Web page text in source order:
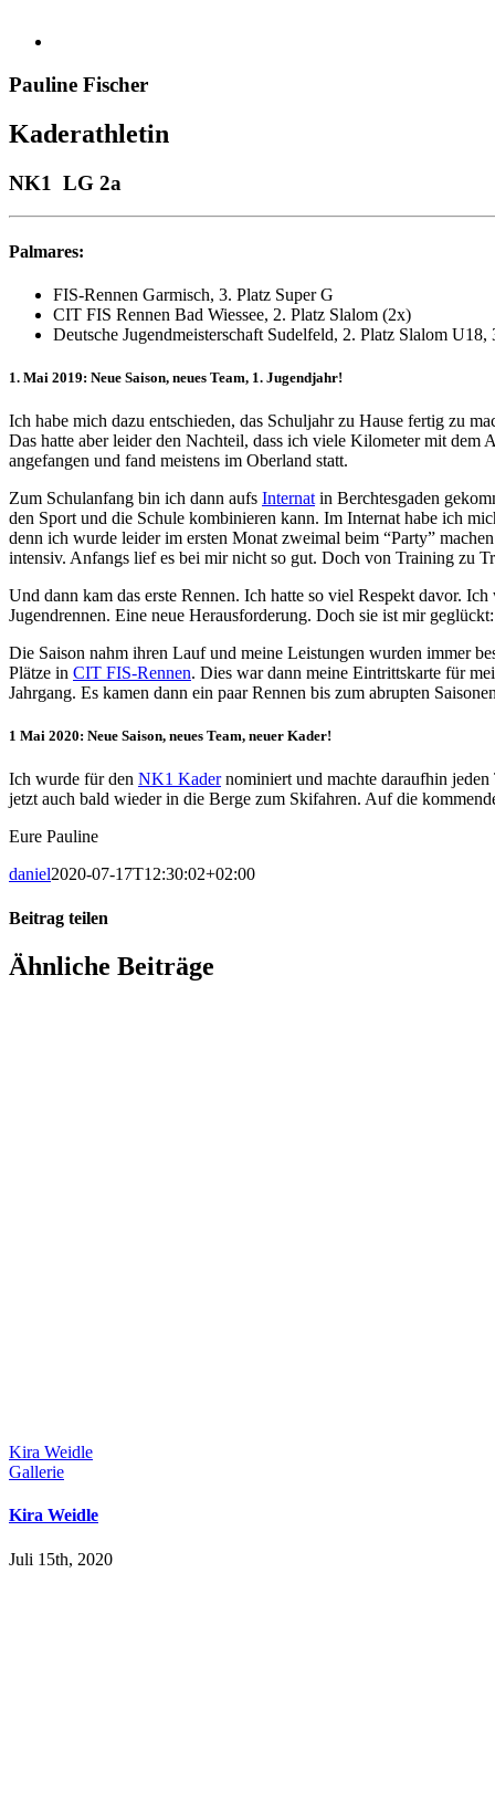
Pauline Fischer
Kaderathletin
NK1 LG 2a
Palmares:
FIS-Rennen Garmisch, 3. Platz Super G
CIT FIS Rennen Bad Wiessee, 2. Platz Slalom (2x)
Deutsche Jugendmeisterschaft Sudelfeld, 2. Platz Slalom U18,
1. Mai 2019: Neue Saison, neues Team, 1. Jugendjahr!
Ich habe mich dazu entschieden, das Schuljahr zu Hause fertig zu
Das hatte aber leider den Nachteil, dass ich viele Kilometer mit dem
angefangen und fand meistens im Oberland statt.
Zum Schulanfang bin ich dann aufs Internat in Berchtesgaden
den Sport und die Schule kombinieren kann. Im Internat habe ich
denn ich wurde leider im ersten Monat zweimal beim “Party”
intensiv. Anfangs lief es bei mir nicht so gut. Doch von Training zu
Und dann kam das erste Rennen. Ich hatte so viel Respekt davor.
Jugendrennen. Eine neue Herausforderung. Doch sie ist mir
Die Saison nahm ihren Lauf und meine Leistungen wurden immer
Plätze in CIT FIS-Rennen. Dies war dann meine Eintrittskarte für
Jahrgang. Es kamen dann ein paar Rennen bis zum abrupten
1 Mai 2020: Neue Saison, neues Team, neuer Kader!
Ich wurde für den NK1 Kadernominiert und machte daraufhin
jetzt auch bald wieder in die Berge zum Skifahren. Auf die
Eure Pauline
daniel2020-07-17T12:30:02+02:00
Beitrag teilen
Facebook
X
LinkedIn
WhatsApp
E-
Mail
Ähnliche Beiträge
Kira Weidle
Gallerie
Kira Weidle
Juli 15th, 2020